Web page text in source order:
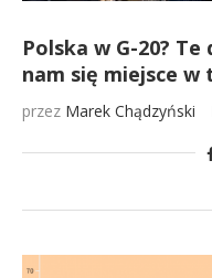
Polska w G-20?
nam się miejsce w
przez Marek Chądzyński